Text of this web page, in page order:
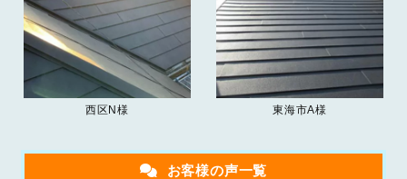
西区N様 東海市A様
お客様の声一覧